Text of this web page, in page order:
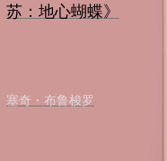
苏：地心蝴蝶》
塞奇・布鲁梭罗